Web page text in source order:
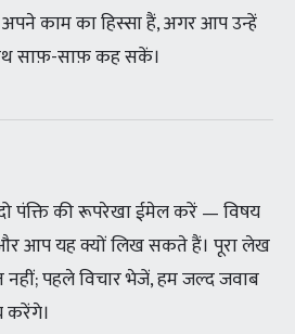
काम का हिस्सा हैं, अगर आप उन्हें
साफ़-साफ़ कह सकें।
पंक्ति की रूपरेखा ईमेल करें — विषय
और आप यह क्यों लिख सकते हैं। पूरा लेख
पहले विचार भेजें, हम जल्द जवाब
करेंगे।